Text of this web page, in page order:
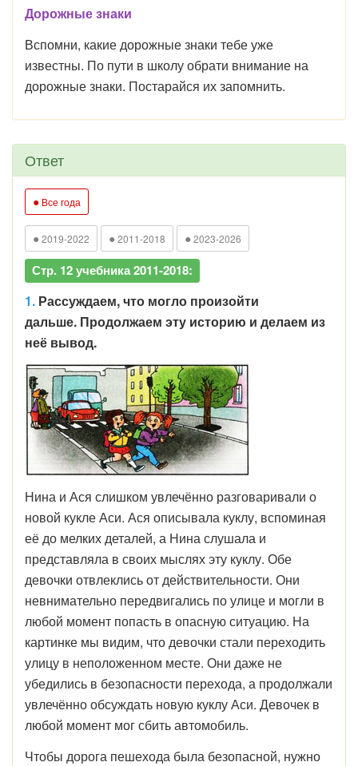
Дорожные знаки
Вспомни, какие дорожные знаки тебе уже
известны. По пути в школу обрати внимание на
дорожные знаки. Постарайся их запомнить.
Ответ
● Все года
● 2019-2022 ● 2011-2018 ● 2023-2026
Стр. 12 учебника 2011-2018:
1. Рассуждаем, что могло произойти
дальше. Продолжаем эту историю и делаем из
неё вывод.
Нина и Ася слишком увлечённо разговаривали о
новой кукле Аси. Ася описывала куклу, вспоминая
её до мелких деталей, а Нина слушала и
представляла в своих мыслях эту куклу. Обе
девочки отвлеклись от действительности. Они
невнимательно передвигались по улице и могли в
любой момент попасть в опасную ситуацию. На
картинке мы видим, что девочки стали переходить
улицу в неположенном месте. Они даже не
убедились в безопасности перехода, а продолжали
увлечённо обсуждать новую куклу Аси. Девочек в
любой момент мог сбить автомобиль.
Чтобы дорога пешехода была безопасной, нужно